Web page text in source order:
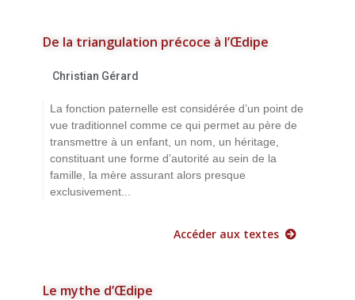
De la triangulation précoce à l’Œdipe
Christian Gérard
La fonction paternelle est considérée d’un point de
vue traditionnel comme ce qui permet au père de
transmettre à un enfant, un nom, un héritage,
constituant une forme d’autorité au sein de la
famille, la mère assurant alors presque
exclusivement...
Accéder aux textes
Le mythe d’Œdipe